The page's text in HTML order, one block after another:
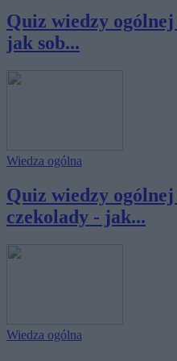
Quiz wiedzy
jak sob...
Wiedza ogólna
Quiz wiedzy
czekolady - jak...
Wiedza ogólna